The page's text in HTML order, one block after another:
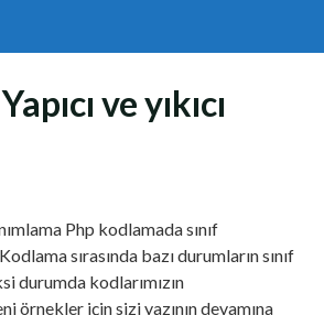
ve yıkıcı
Php kodlamada sınıf
sırasında bazı durumların sınıf
durumda kodlarımızın
örnekler için sizi yazının devamına